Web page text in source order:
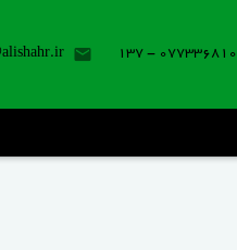
07733681020 -